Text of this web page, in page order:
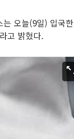
오늘(9일) 입국한
고 밝혔다.